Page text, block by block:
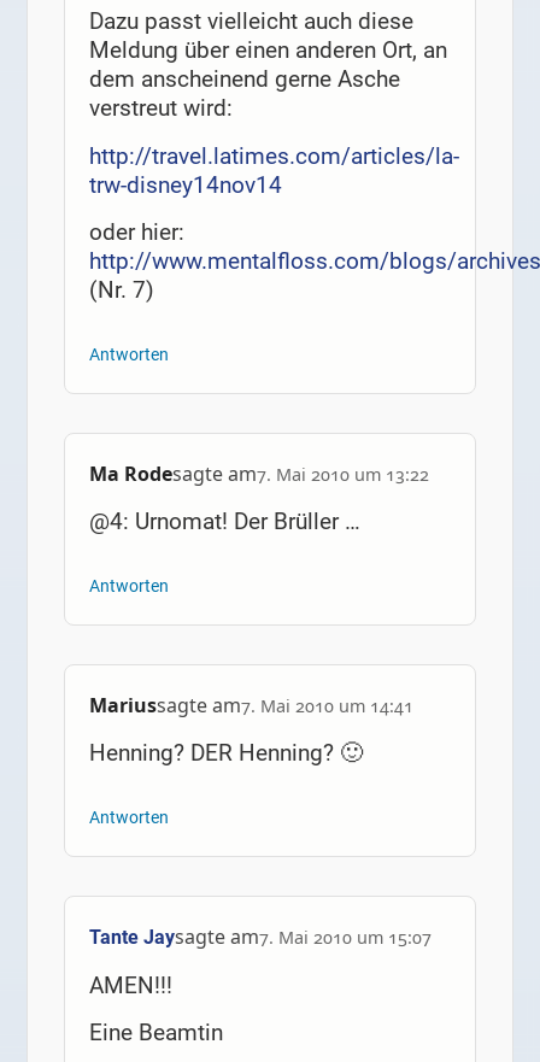
Dazu passt vielleicht auch diese
Meldung über einen anderen Ort, an
dem anscheinend gerne Asche
verstreut wird:
http://travel.latimes.com/articles/la-
trw-disney14nov14
oder hier:
http://www.mentalfloss.com/blogs/
(Nr. 7)
Antworten
Ma Rodesagte am7. Mai 2010 um 13:22
@4: Urnomat! Der Brüller …
Antworten
Mariussagte am7. Mai 2010 um 14:41
Henning? DER Henning? 🙂
Antworten
Tante Jaysagte am7. Mai 2010 um 15:07
AMEN!!!
Eine Beamtin